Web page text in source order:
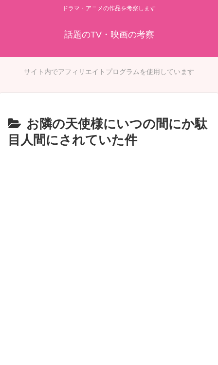
ドラマ・アニメの作品を考察します
話題のTV・映画の考察
サイト内でアフィリエイトプログラムを使用しています
お隣の天使様にいつの間にか駄
目人間にされていた件